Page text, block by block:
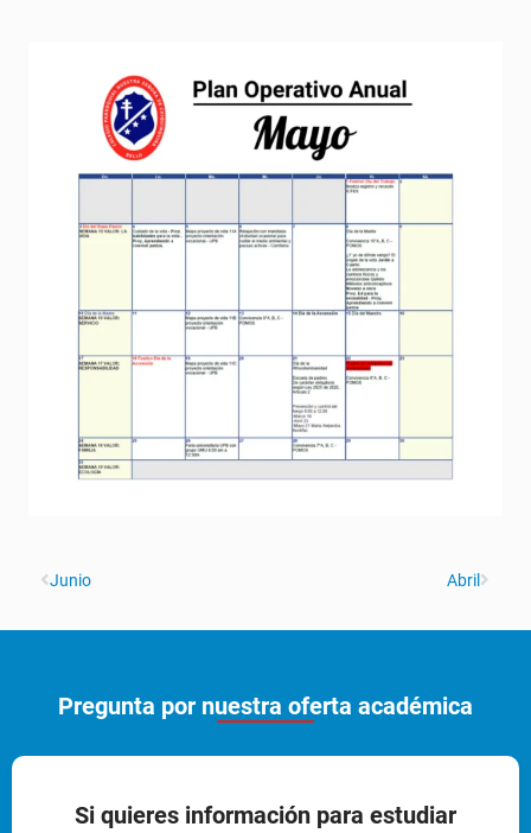
Junio Abril
Pregunta por nuestra oferta académica
Si quieres información para estudiar